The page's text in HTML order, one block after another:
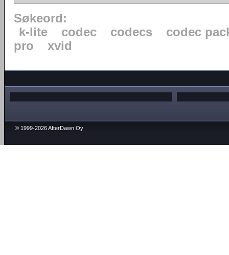
Søkeord:
k-lite
codec codecs
codec
pro
xvid
© 1999-2026 AfterDawn Oy